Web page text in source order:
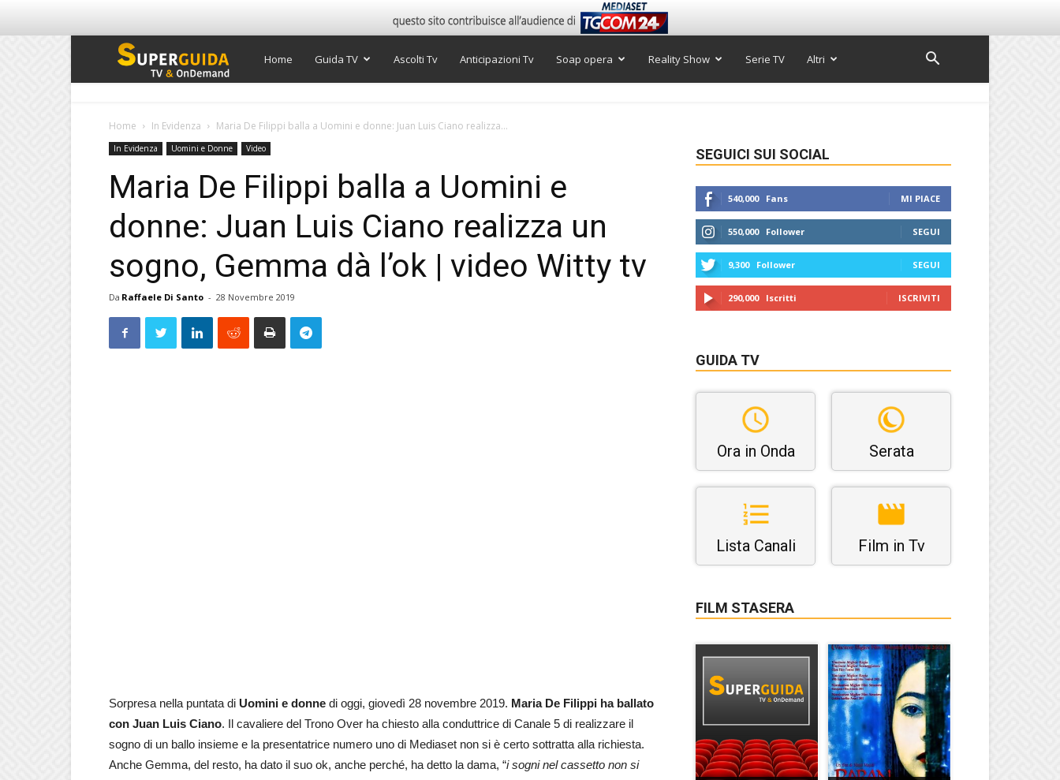
Super
TV
Home Guida TV Ascolti Tv Anticipazioni Tv Soap opera Reality Show Serie TV Altri
Home In Evidenza Maria De Filippi balla a Uomini e donne: Juan Luis Ciano realizza...
In Evidenza Uomini e Donne Video
Maria De Filippi balla a Uomini e
donne: Juan Luis Ciano realizza un
sogno, Gemma dà l’ok | video Witty tv
Da Raffaele Di Santo - 28 Novembre 2019
Sorpresa nella puntata di Uomini e donne di oggi, giovedì 28 novembre 2019. Maria De Filippi ha ballato
con Juan Luis Ciano. Il cavaliere del Trono Over ha chiesto alla conduttrice di Canale 5 di realizzare il
sogno di un ballo insieme e la presentatrice numero uno di Mediaset non si è certo sottratta alla richiesta.
Anche Gemma, del resto, ha dato il suo ok, anche perché, ha detto la dama, “i sogni nel cassetto non si
SEGUICI SUI SOCIAL
540,000 Fans MI PIACE
550,000 Follower SEGUI
9,300 Follower SEGUI
290,000 Iscritti ISCRIVITI
GUIDA TV
Ora in Onda Serata
Lista Canali Film in Tv
FILM STASERA